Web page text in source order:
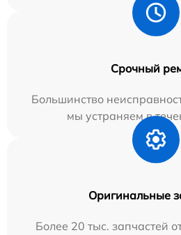
Срочный
Большинство
мы устраняем в
Оригинальные
Более 20 тыс. запчастей